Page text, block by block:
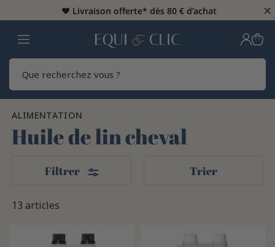
♥️ Livraison offerte* dès 80 € d’achat ×
Home
ALIMENTATION
Huile de lin cheval
13 articles
Filtrer Filters Trier